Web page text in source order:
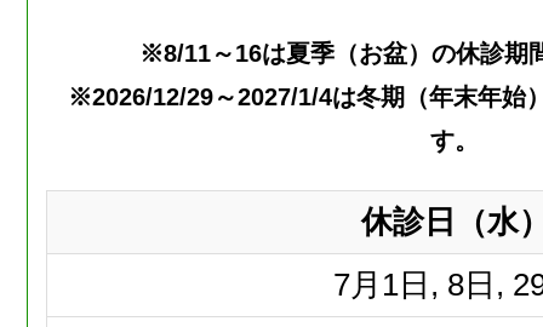
※8/11～16は夏季（お盆）の休診期
※2026/12/29～2027/1/4は冬期（年末年始
す。
休診日（水
7月 1日, 8日,